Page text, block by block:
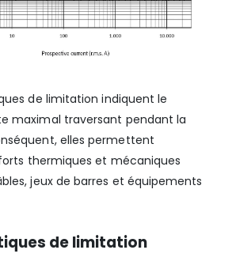
de limitation indiquent le
maximal traversant pendant la
elles permettent
thermiques et mécaniques
jeux de barres et équipements
de limitation